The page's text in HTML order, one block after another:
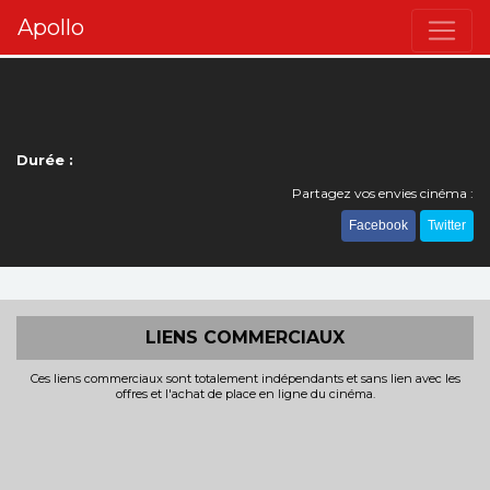
Apollo
Durée :
Partagez vos envies cinéma :
Facebook Twitter
LIENS COMMERCIAUX
Ces liens commerciaux sont totalement indépendants et sans lien avec les
offres et l'achat de place en ligne du cinéma.